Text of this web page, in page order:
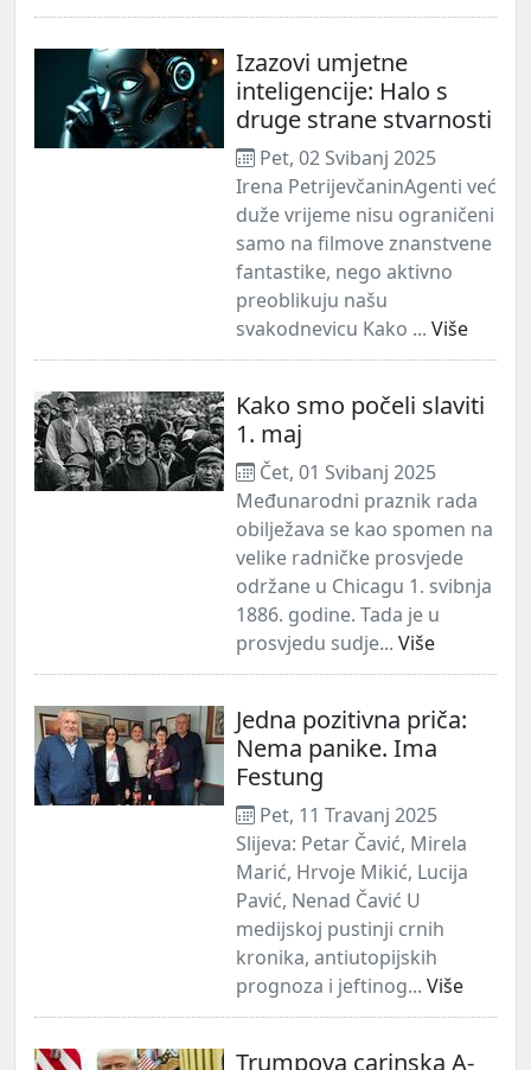
Izazovi umjetne
inteligencije: Halo s
druge strane stvarnosti
Pet, 02 Svibanj 2025
Irena PetrijevčaninAgenti već
duže vrijeme nisu ograničeni
samo na filmove znanstvene
fantastike, nego aktivno
preoblikuju našu
svakodnevicu Kako ... Više
Kako smo počeli slaviti
1. maj
Čet, 01 Svibanj 2025
Međunarodni praznik rada
obilježava se kao spomen na
velike radničke prosvjede
održane u Chicagu 1. svibnja
1886. godine. Tada je u
prosvjedu sudje... Više
Jedna pozitivna priča:
Nema panike. Ima
Festung
Pet, 11 Travanj 2025
Slijeva: Petar Čavić, Mirela
Marić, Hrvoje Mikić, Lucija
Pavić, Nenad Čavić U
medijskoj pustinji crnih
kronika, antiutopijskih
prognoza i jeftinog... Više
Trumpova carinska A-